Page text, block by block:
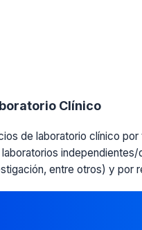
Clínico
de laboratorio clínico
entre otros) y